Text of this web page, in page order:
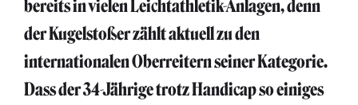
bereits in vielen Leichtathletik-Anlagen, denn
der Kugelstoßer zählt aktuell zu den
internationalen Oberreitern seiner Kategorie.
Dass der 34-Jährige trotz Handicap so einiges